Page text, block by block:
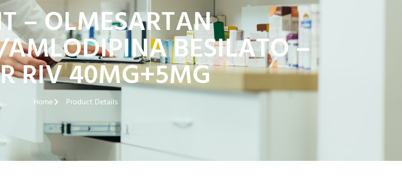
– OLMESARTAN
BESILATO –
RIV 40MG+5MG
Home Product Details